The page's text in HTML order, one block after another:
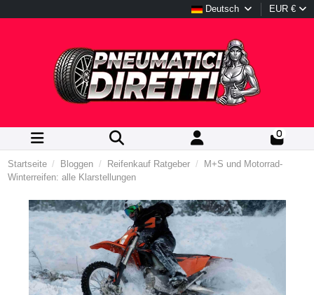
Deutsch EUR €
0
Startseite Bloggen Reifenkauf Ratgeber
M+S und Motorrad-
Winterreifen: alle Klarstellungen